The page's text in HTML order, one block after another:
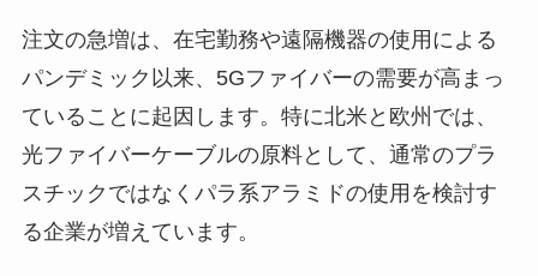
注文の急増は、在宅勤務や遠隔機器の使用による
パンデミック以来、5Gファイバーの需要が高まっ
ていることに起因します。特に北米と欧州では、
光ファイバーケーブルの原料として、通常のプラ
スチックではなくパラ系アラミドの使用を検討す
る企業が増えています。